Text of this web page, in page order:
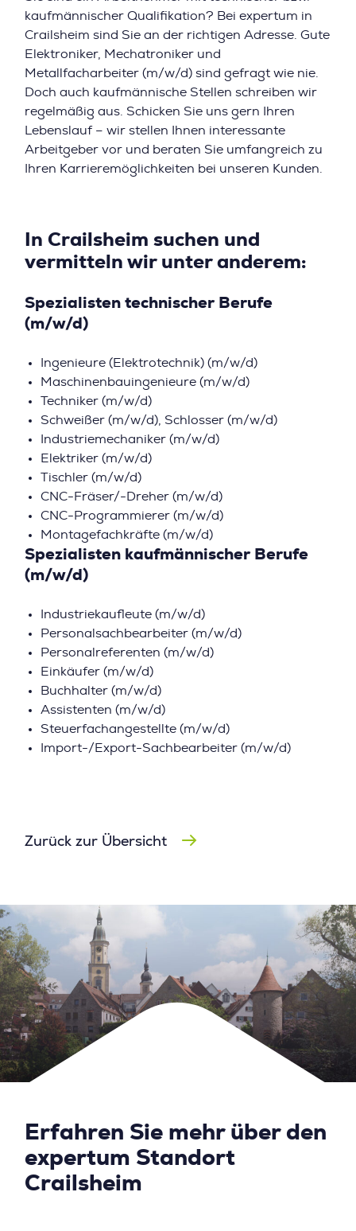
kaufmännischer Qualifikation? Bei expertum in
Crailsheim sind Sie an der richtigen Adresse. Gute
Elektroniker, Mechatroniker und
Metallfacharbeiter (m/w/d) sind gefragt wie nie.
Doch auch kaufmännische Stellen schreiben wir
regelmäßig aus. Schicken Sie uns gern Ihren
Lebenslauf – wir stellen Ihnen interessante
Arbeitgeber vor und beraten Sie umfangreich zu
Ihren Karrieremöglichkeiten bei unseren Kunden.
In Crailsheim suchen und
vermitteln wir unter anderem:
Spezialisten technischer Berufe
(m/w/d)
Ingenieure (Elektrotechnik) (m/w/d)
Maschinenbauingenieure (m/w/d)
Techniker (m/w/d)
Schweißer (m/w/d), Schlosser (m/w/d)
Industriemechaniker (m/w/d)
Elektriker (m/w/d)
Tischler (m/w/d)
CNC-Fräser/-Dreher (m/w/d)
CNC-Programmierer (m/w/d)
Montagefachkräfte (m/w/d)
Spezialisten kaufmännischer Berufe
(m/w/d)
Industriekaufleute (m/w/d)
Personalsachbearbeiter (m/w/d)
Personalreferenten (m/w/d)
Einkäufer (m/w/d)
Buchhalter (m/w/d)
Assistenten (m/w/d)
Steuerfachangestellte (m/w/d)
Import-/Export-Sachbearbeiter (m/w/d)
Zurück zur Übersicht
Erfahren Sie mehr über den
expertum Standort
Crailsheim